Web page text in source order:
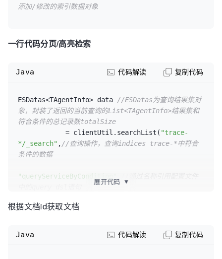
添加/修改的索引数据对象
一行代码分页/高亮检索
ESDatas<TAgentInfo> data
//ESDatas为查询结果集对
象，封装了返回的当前查询的List<TAgentInfo>结果集和
符合条件的总记录数totalSize
            = clientUtil.searchList(
"trace-
*/_search" , //查询操作，查询indices trace-*中符合
条件的数据
"queryServiceByCondition"
traceExtraCriteria,
TAgentInfo.class);
//指定返回的po对象类型，po对象中
的属性与indices表中的文档filed名称保持一致
Java 代码解读 复制代码
展开代码 ▼
根据文档id获取文档
Java 代码解读 复制代码